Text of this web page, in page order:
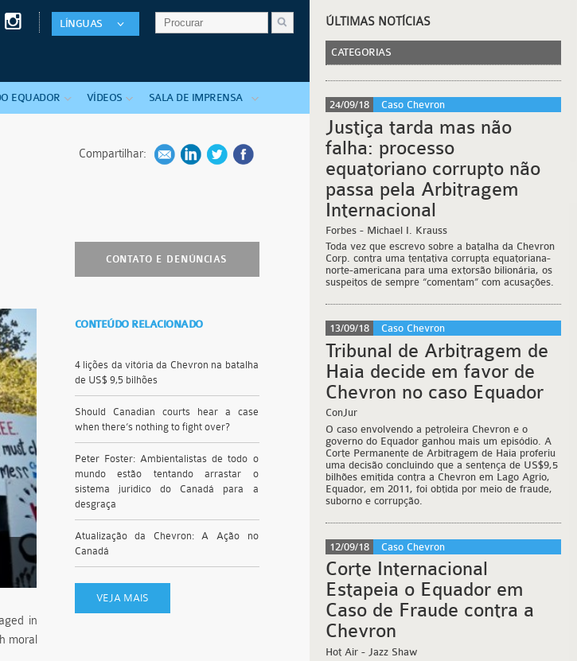
LÍNGUAS
EQUADOR VÍDEOS SALA DE IMPRENSA
in
moral
Compartilhar:
CONTATO E DENÚNCIAS
CONTEÚDO RELACIONADO
4 lições da vitória da Chevron na batalha
de US$ 9,5 bilhões
Should Canadian courts hear a case
when there’s nothing to fight over?
Peter Foster: Ambientalistas de todo o
mundo estão tentando arrastar o
sistema jurídico do Canadá para a
desgraça
Atualização da Chevron: A Ação no
Canadá
VEJA MAIS
ÚLTIMAS NOTÍCIAS
CATEGORIAS
24/09/18 Caso Chevron
Justiça tarda mas não
falha: processo
equatoriano corrupto não
passa pela Arbitragem
Internacional
Forbes- Michael I. Krauss
Toda vez que escrevo sobre a batalha da Chevron
Corp. contra uma tentativa corrupta equatoriana-
norte-americana para uma extorsão bilionária, os
suspeitos de sempre “comentam” com acusações.
13/09/18 Caso Chevron
Tribunal de Arbitragem de
Haia decide em favor de
Chevron no caso Equador
ConJur
O caso envolvendo a petroleira Chevron e o
governo do Equador ganhou mais um episódio. A
Corte Permanente de Arbitragem de Haia proferiu
uma decisão concluindo que a sentença de US$9,5
bilhões emitida contra a Chevron em Lago Agrio,
Equador, em 2011, foi obtida por meio de fraude,
suborno e corrupção.
12/09/18 Caso Chevron
Corte Internacional
Estapeia o Equador em
Caso de Fraude contra a
Chevron
Hot Air- Jazz Shaw